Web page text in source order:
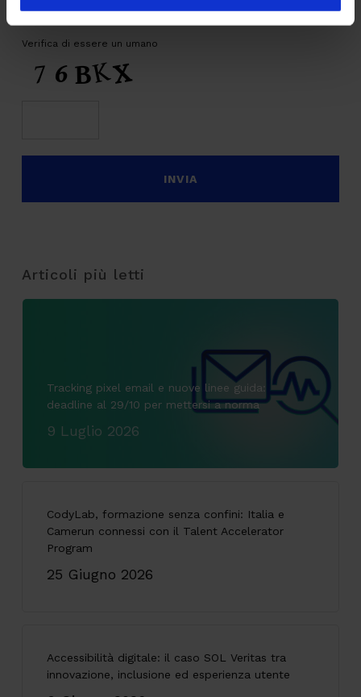
Verifica di essere un umano
Articoli più letti
Tracking pixel email e nuove linee guida:
deadline al 29/10 per mettersi a norma
9 Luglio 2026
CodyLab, formazione senza confini: Italia e
Camerun connessi con il Talent Accelerator
Program
25 Giugno 2026
Accessibilità digitale: il caso SOL Veritas tra
innovazione, inclusione ed esperienza utente